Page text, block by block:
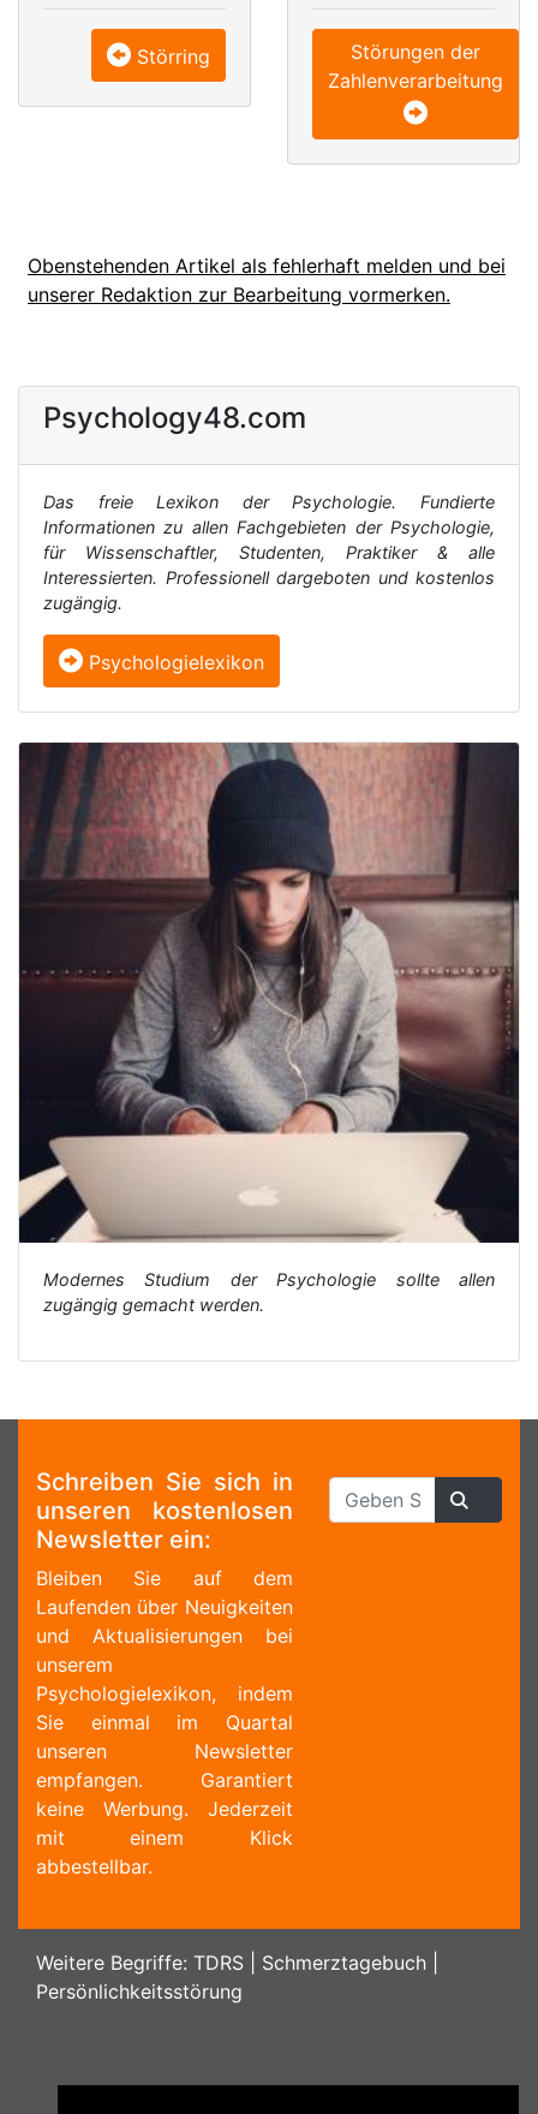
Störring
Störungen der
Zahlenverarbeitung
Obenstehenden Artikel als fehlerhaft melden und bei
unserer Redaktion zur Bearbeitung vormerken.
Psychology48.com
Das freie Lexikon der Psychologie. Fundierte
Informationen zu allen Fachgebieten der Psychologie,
für Wissenschaftler, Studenten, Praktiker & alle
Interessierten. Professionell dargeboten und kostenlos
zugängig.
Psychologielexikon
Modernes Studium der Psychologie sollte allen
zugängig gemacht werden.
Schreiben Sie sich in
unseren kostenlosen
Newsletter ein:
Bleiben Sie auf dem
Laufenden über Neuigkeiten
und Aktualisierungen bei
unserem
Psychologielexikon, indem
Sie einmal im Quartal
unseren Newsletter
empfangen. Garantiert
keine Werbung. Jederzeit
mit einem Klick
abbestellbar.
Weitere Begriffe: TDRS Schmerztagebuch
Persönlichkeitsstörung